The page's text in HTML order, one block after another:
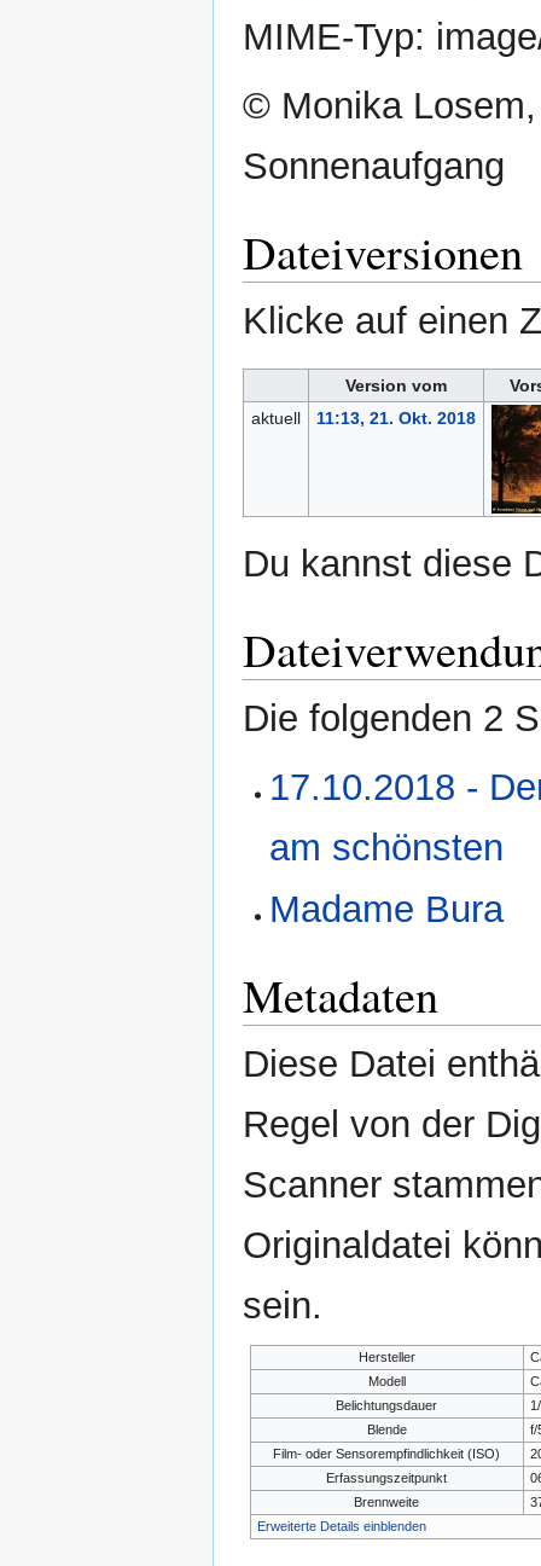
MIME-Typ:
© Monika
Sonnenaufgang
Dateiversionen
Klicke auf einen
Version vom
aktuell
11:13, 21. Okt. 2018
Du kannst diese
Die folgenden 2
17.10.2018 -
am schönsten
Madame Bura
Metadaten
Diese Datei
Regel von der
Scanner
Originaldatei
sein.
Hersteller
Modell
Belichtungsdauer
Blende
f/
Film- oder Sensorempfindlichkeit (ISO)
Erfassungszeitpunkt
Brennweite
Erweiterte Details einblenden